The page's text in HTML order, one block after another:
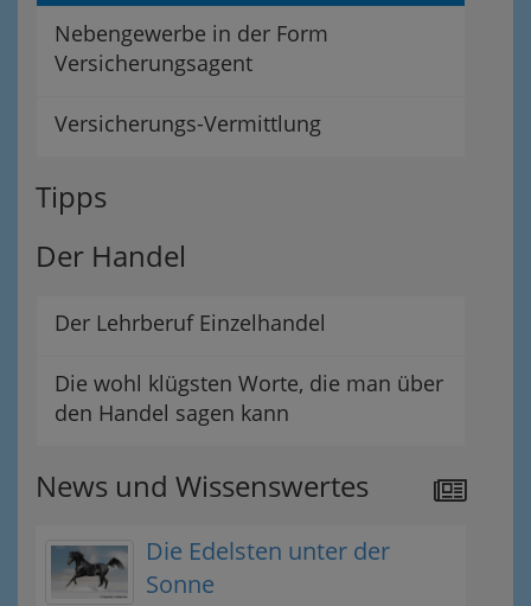
Nebengewerbe in der Form
Versicherungsagent
Versicherungs-Vermittlung
Tipps
Der Handel
Der Lehrberuf Einzelhandel
Die wohl klügsten Worte, die man über
den Handel sagen kann
News und Wissenswertes
Die Edelsten unter der
Sonne